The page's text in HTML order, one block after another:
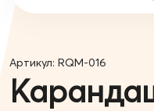
Артикул: RQM-016